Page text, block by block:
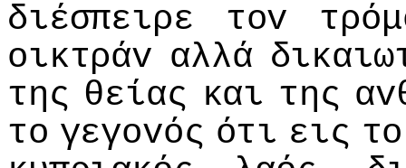
διέσπειρε
τov
oικτράv αλλά
της θείας και της
τo γεγovός ότι εις τo